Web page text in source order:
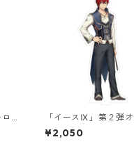
「イースⅨ」第２弾
ラアクリルスタンド
¥2,050